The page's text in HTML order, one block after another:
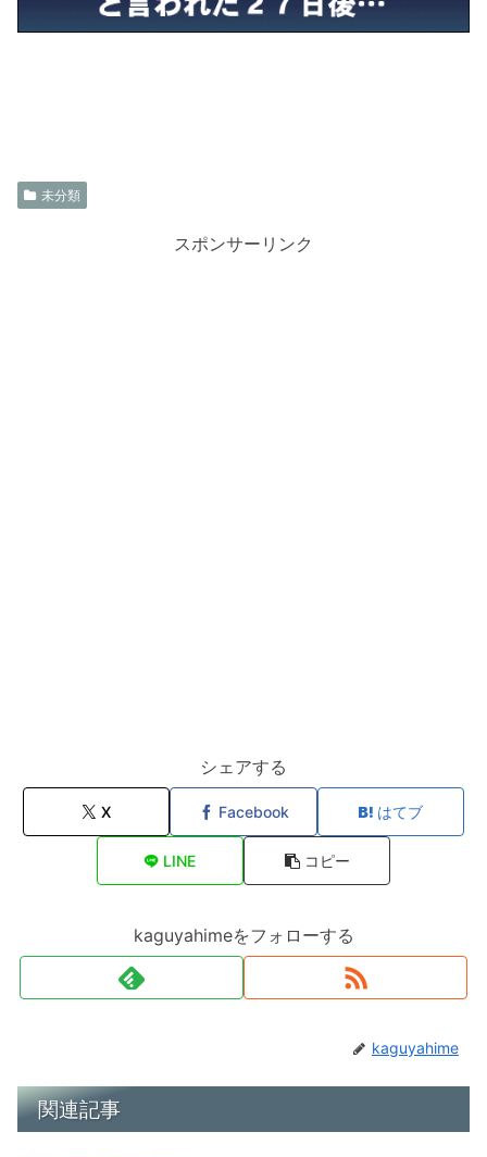
未分類
スポンサーリンク
シェアする
X Facebook はてブ
LINE コピー
kaguyahimeをフォローする
kaguyahime
関連記事